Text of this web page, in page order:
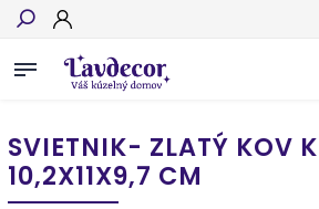
SVIETNIK- ZLATÝ KOV
10,2X11X9,7 CM